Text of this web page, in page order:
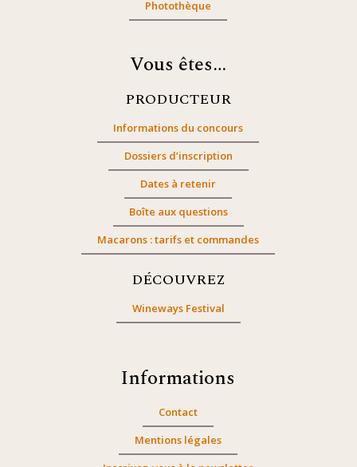
Photothèque
Vous êtes…
PRODUCTEUR
Informations du concours
Dossiers d’inscription
Dates à retenir
Boîte aux questions
Macarons : tarifs et commandes
DÉCOUVREZ
Wineways Festival
Informations
Contact
Mentions légales